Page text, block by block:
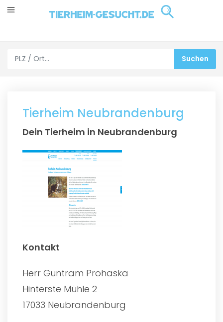
Tierheim Neubrandenburg
Dein Tierheim in Neubrandenburg
Kontakt
Herr Guntram Prohaska
Hinterste Mühle 2
17033 Neubrandenburg